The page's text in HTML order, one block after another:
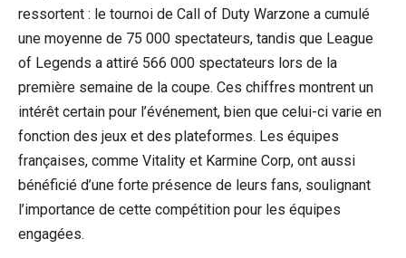
ressortent : le tournoi de Call of Duty Warzone a cumulé
une moyenne de 75 000 spectateurs, tandis que League
of Legends a attiré 566 000 spectateurs lors de la
première semaine de la coupe. Ces chiffres montrent un
intérêt certain pour l’événement, bien que celui-ci varie en
fonction des jeux et des plateformes. Les équipes
françaises, comme Vitality et Karmine Corp, ont aussi
bénéficié d’une forte présence de leurs fans, soulignant
l’importance de cette compétition pour les équipes
engagées.